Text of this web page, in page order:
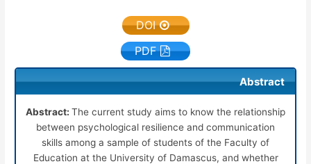
DOI
PDF
Abstract
Abstract: The current study aims to know the relationship
between psychological resilience and communication
skills among a sample of students of the Faculty of
Education at the University of Damascus, and whether